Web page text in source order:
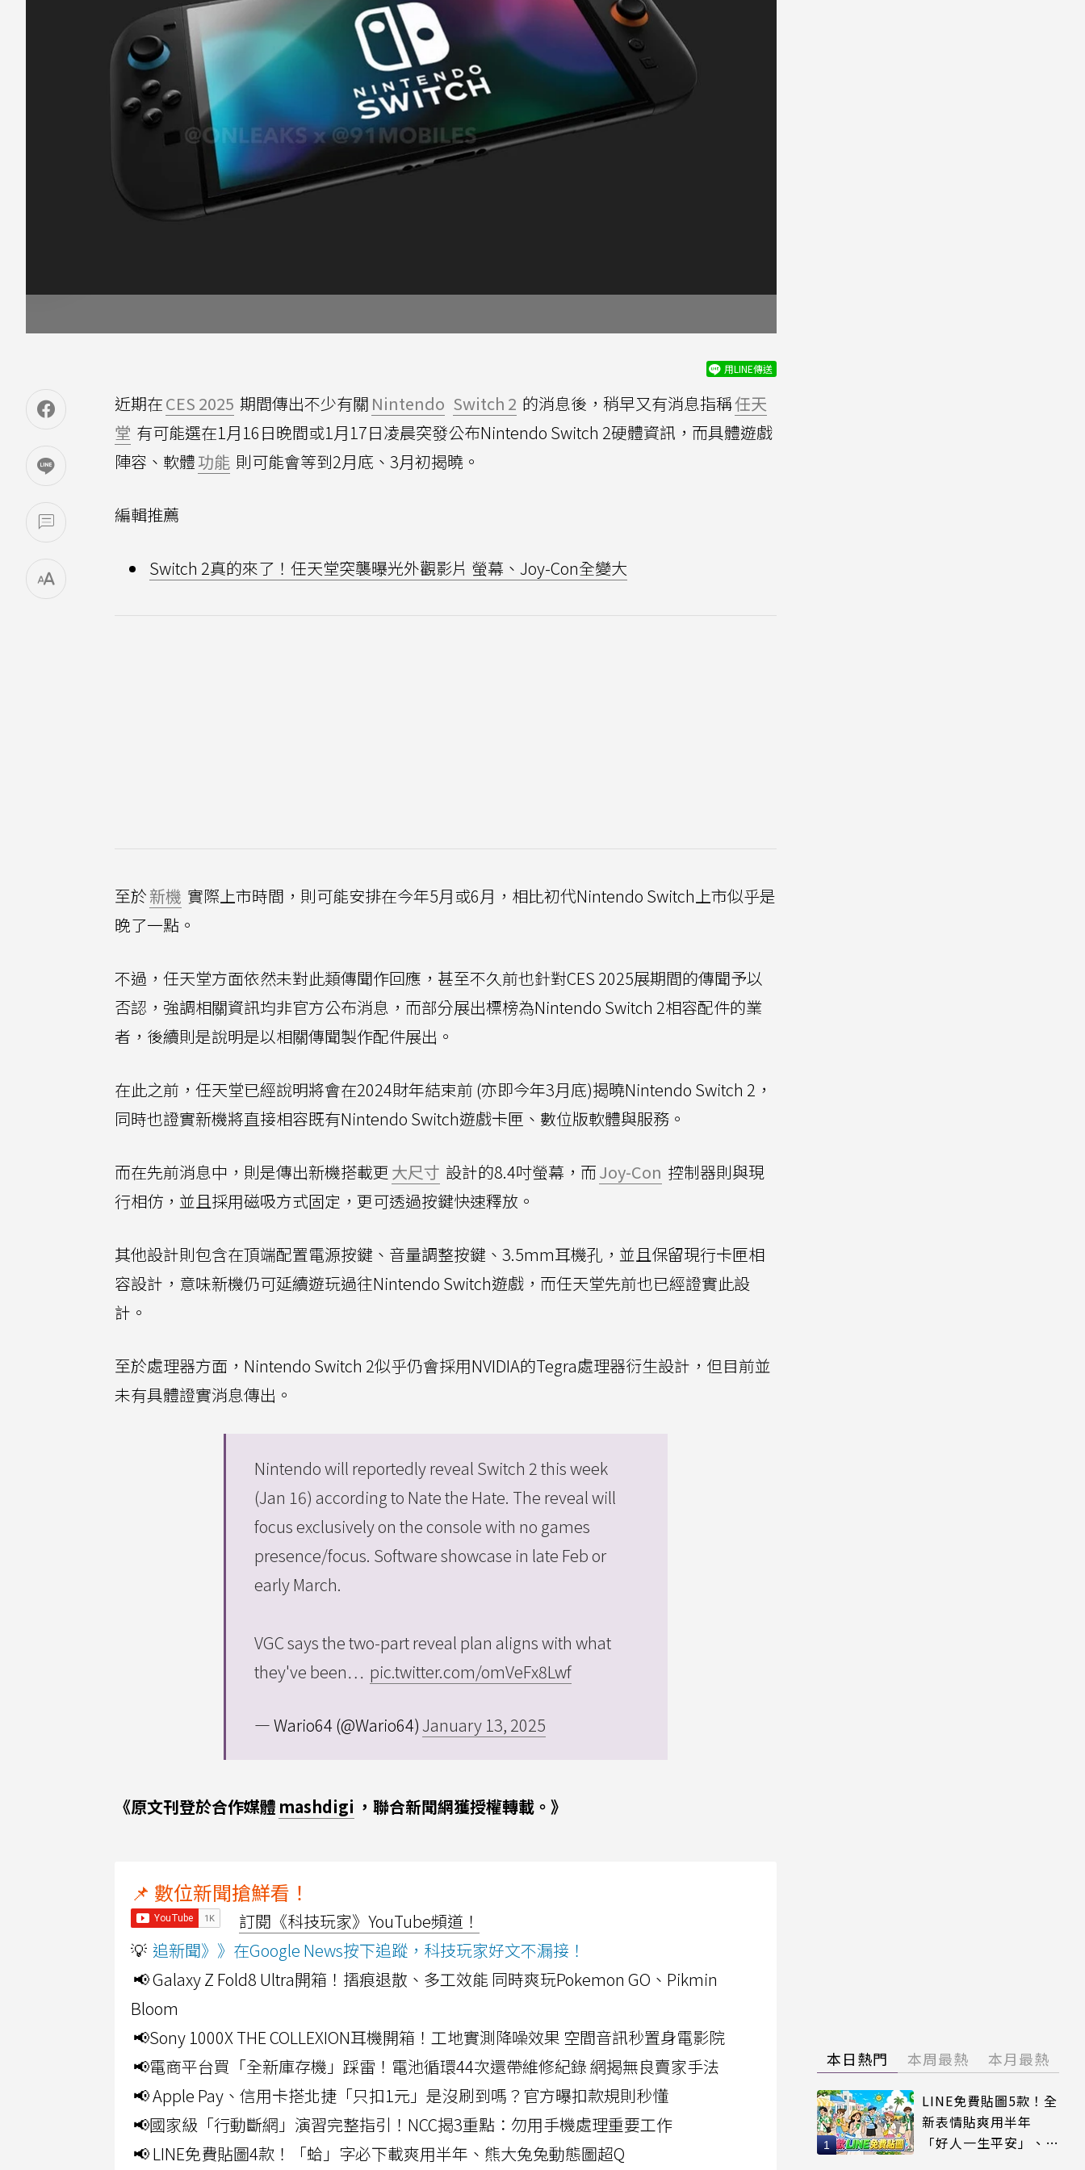
用LINE傳送
近期在CES 2025 期間傳出不少有關 Nintendo Switch 2 的消息後，稍早又有消息指稱任天
堂 有可能選在1月16日晚間或1月17日凌晨突發公布Nintendo Switch 2硬體資訊，而具體遊戲
陣容、軟體功能 則可能會等到2月底、3月初揭曉。
編輯推薦
Switch 2真的來了！任天堂突襲曝光外觀影片 螢幕、Joy-Con全變大
至於新機 實際上市時間，則可能安排在今年5月或6月，相比初代Nintendo Switch上市似乎是
晚了一點。
不過，任天堂方面依然未對此類傳聞作回應，甚至不久前也針對CES 2025展期間的傳聞予以
否認，強調相關資訊均非官方公布消息，而部分展出標榜為Nintendo Switch 2相容配件的業
者，後續則是說明是以相關傳聞製作配件展出。
在此之前，任天堂已經說明將會在2024財年結束前 (亦即今年3月底)揭曉Nintendo Switch 2，
同時也證實新機將直接相容既有Nintendo Switch遊戲卡匣、數位版軟體與服務。
而在先前消息中，則是傳出新機搭載更 大尺寸 設計的8.4吋螢幕，而Joy-Con 控制器則與現
行相仿，並且採用磁吸方式固定，更可透過按鍵快速釋放。
其他設計則包含在頂端配置電源按鍵、音量調整按鍵、3.5mm耳機孔，並且保留現行卡匣相
容設計，意味新機仍可延續遊玩過往Nintendo Switch遊戲，而任天堂先前也已經證實此設
計。
至於處理器方面，Nintendo Switch 2似乎仍會採用NVIDIA的Tegra處理器衍生設計，但目前並
未有具體證實消息傳出。
Nintendo will reportedly reveal Switch 2 this week
(Jan 16) according to Nate the Hate. The reveal will
focus exclusively on the console with no games
presence/focus. Software showcase in late Feb or
early March.
VGC says the two-part reveal plan aligns with what
they've been… pic.twitter.com/omVeFx8Lwf
— Wario64 (@Wario64) January 13, 2025
《原文刊登於合作媒體 mashdigi ，聯合新聞網獲授權轉載。》
📌 數位新聞搶鮮看！
訂閱《科技玩家》YouTube頻道！
💡 追新聞》》在Google News按下追蹤，科技玩家好文不漏接！
📢 Galaxy Z Fold8 Ultra開箱！摺痕退散、多工效能 同時爽玩Pokemon GO、Pikmin
Bloom
📢Sony 1000X THE COLLEXION耳機開箱！工地實測降噪效果 空間音訊秒置身電影院
📢電商平台買「全新庫存機」踩雷！電池循環44次還帶維修紀錄 網揭無良賣家手法
📢 Apple Pay、信用卡搭北捷「只扣1元」是沒刷到嗎？官方曝扣款規則秒懂
📢國家級「行動斷網」演習完整指引！NCC揭3重點：勿用手機處理重要工作
📢 LINE免費貼圖4款！「蛤」字必下載爽用半年、熊大兔兔動態圖超Q
本日熱門 本周最熱 本月最熱
LINE免費貼圖5款！全
新表情貼爽用半年
「好人一生平安」、